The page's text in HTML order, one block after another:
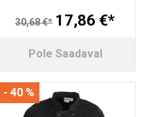
30,68 €* 17,86 €*
Pole Saadaval
- 40 %